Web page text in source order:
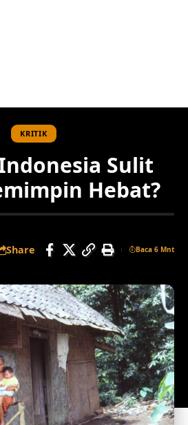
KRITIK
Sulit
Hebat?
Share Baca 6 Mnt